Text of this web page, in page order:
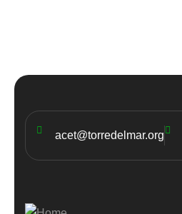
acet@torredelmar.org